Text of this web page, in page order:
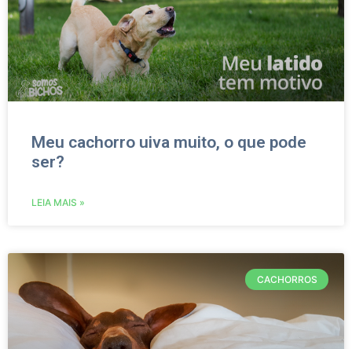
Meu cachorro uiva muito, o que pode
ser?
LEIA MAIS »
CACHORROS